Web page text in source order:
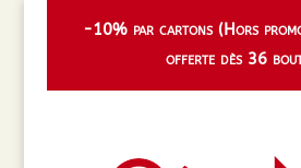
-10% par cartons (Hors
offerte dès 36